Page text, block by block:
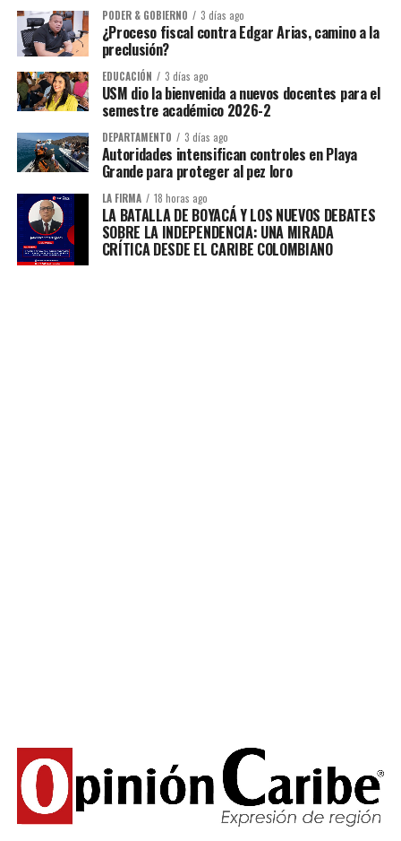
PODER & GOBIERNO 3 días ago
¿Proceso fiscal contra Edgar Arias, camino a la
preclusión?
EDUCACIÓN 3 días ago
USM dio la bienvenida a nuevos docentes para el
semestre académico 2026-2
DEPARTAMENTO 3 días ago
Autoridades intensifican controles en Playa
Grande para proteger al pez loro
LA FIRMA 18 horas ago
LA BATALLA DE BOYACÁ Y LOS NUEVOS DEBATES
SOBRE LA INDEPENDENCIA: UNA MIRADA
CRÍTICA DESDE EL CARIBE COLOMBIANO